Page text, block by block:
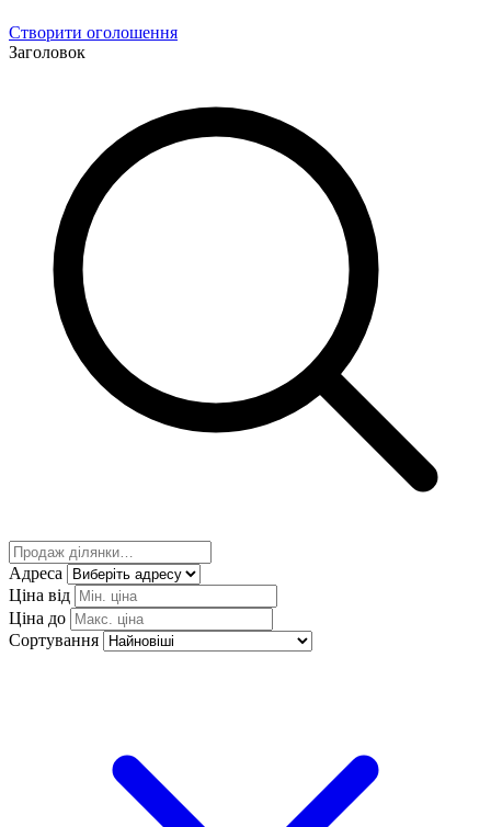
Створити оголошення
Заголовок
Адреса
Ціна від
Ціна до
Сортування